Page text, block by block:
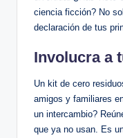
ciencia ficción? No
declaración de tus
Involucra a
Un kit de cero
amigos y familiares
un intercambio?
que ya no usan. Es